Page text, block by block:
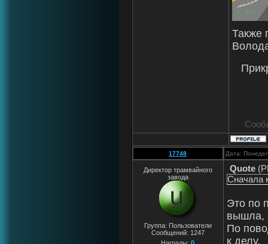
Также
17748 Дата:
Директор трамвайного
завода
Группа: Пользователи
Сообщений: 1247
Quote (
Сначала
Это по
вышла,
По
к делу.